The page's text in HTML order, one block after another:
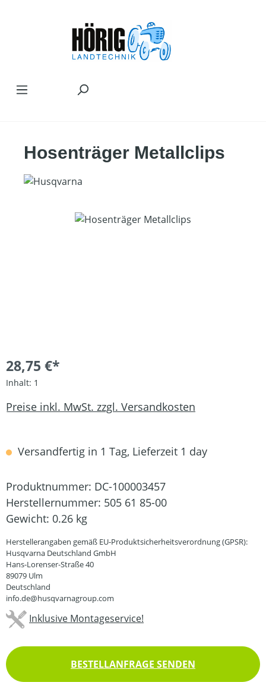
Hosenträger Metallclips
Bildergalerie überspringen
28,75 €*
Inhalt: 1
Preise inkl. MwSt. zzgl. Versandkosten
Versandfertig in 1 Tag, Lieferzeit 1 day
Produktnummer: DC-100003457
Herstellernummer: 505 61 85-00
Gewicht: 0.26 kg
Herstellerangaben gemäß EU-Produktsicherheitsverordnung (GPSR):
Husqvarna Deutschland GmbH
Hans-Lorenser-Straße 40
89079 Ulm
Deutschland
info.de@husqvarnagroup.com
Inklusive Montageservice!
BESTELLANFRAGE SENDEN